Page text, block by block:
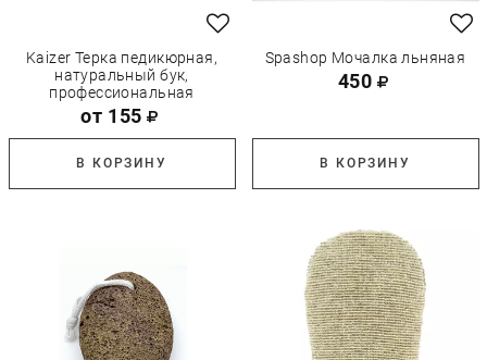
Kaizer Терка педикюрная,
натуральный бук,
профессиональная
от 155
В КОРЗИНУ
Spashop Мочалка льняная
450
В КОРЗИНУ